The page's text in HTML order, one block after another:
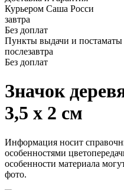
Курьером Саша Росси
завтра
Без доплат
Пункты выдачи и
послезавтра
Без доплат
Значок
3,5 х 2 см
Информация носит
особенностями
особенности материала
фото.